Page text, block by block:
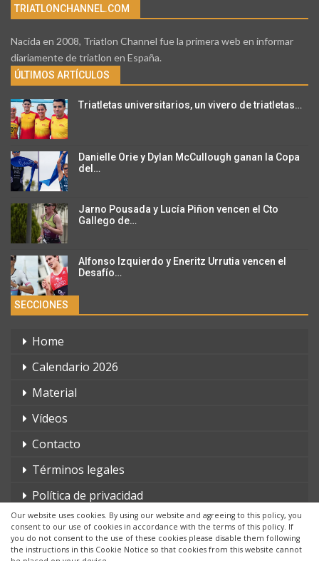
Our website uses cookies. By using our website and agreeing to this policy, you
consent to our use of cookies in accordance with the terms of this policy. If
you do not consent to the use of these cookies please disable them following
the instructions in this Cookie Notice so that cookies from this website cannot
TRIATLONCHANNEL.COM
Nacida en 2008, Triatlon Channel fue la primera web en informar
diariamente de triatlon en España.
ÚLTIMOS ARTÍCULOS
Triatletas universitarios, un vivero de triatletas…
Danielle Orie y Dylan McCullough ganan la Copa
del…
Jarno Pousada y Lucía Piñon vencen el Cto
Gallego de…
Alfonso Izquierdo y Eneritz Urrutia vencen el
Desafío…
SECCIONES
Home
Calendario 2026
Material
Vídeos
Contacto
Términos legales
Política de privacidad